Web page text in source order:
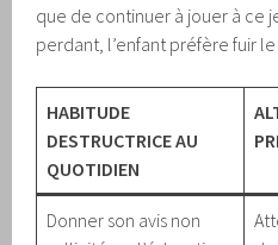
que de continuer à jouer à ce
perdant, l’enfant préfère fuir
HABITUDE
DESTRUCTRICE AU
QUOTIDIEN
Donner son avis non